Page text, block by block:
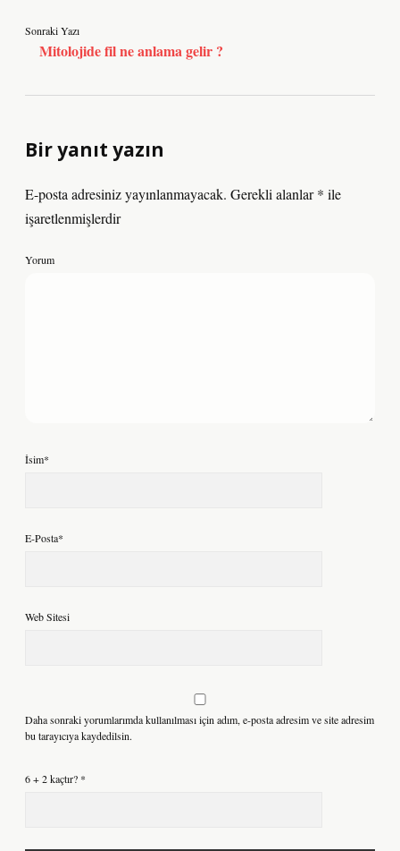
Sonraki Yazı
Mitolojide fil ne anlama gelir ?
Bir yanıt yazın
E-posta adresiniz yayınlanmayacak. Gerekli alanlar* ile
işaretlenmişlerdir
Yorum
İsim*
E-Posta*
Web Sitesi
Daha sonraki yorumlarımda kullanılması için adım, e-posta adresim ve site adresim
bu tarayıcıya kaydedilsin.
6 + 2 kaçtır? *